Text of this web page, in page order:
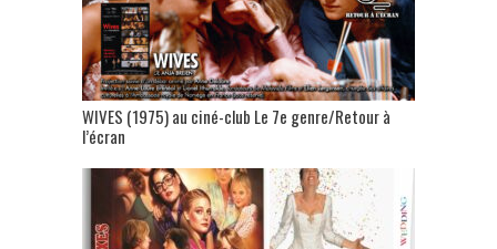
WIVES (1975) au ciné-club Le 7e genre/Retour à
l’écran